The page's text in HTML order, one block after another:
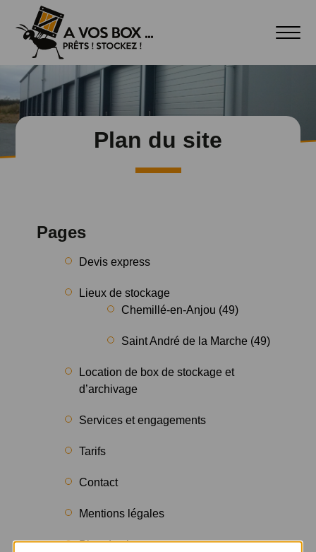
Plan du site
Pages
Devis express
Lieux de stockage
Chemillé-en-Anjou (49)
Saint André de la Marche (49)
Location de box de stockage et
d’archivage
Services et engagements
Tarifs
Contact
Mentions légales
Plan du site